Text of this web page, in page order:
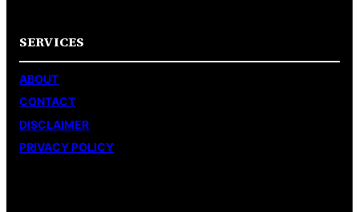
SERVICES
ABOUT
CONTACT
DISCLAIMER
PRIVACY POLICY